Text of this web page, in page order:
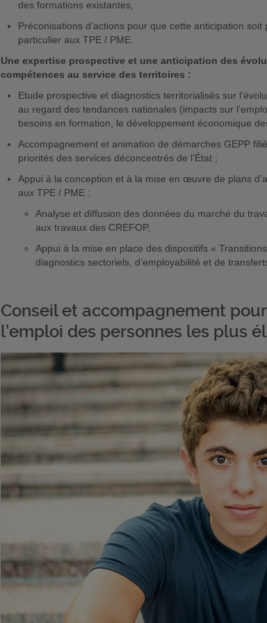
des formations existantes,
Préconisations d’actions pour que cette anticipation
particulier aux TPE / PME.
Une expertise prospective et une anticipation des
compétences au service des territoires :
Etude prospective et diagnostics territorialisés sur
au regard des tendances nationales (impacts sur
besoins en formation, le développement économique
Accompagnement et animation de démarches GEPP
priorités des services déconcentrés de l’État ;
Appui à la conception et à la mise en œuvre de plans
aux TPE / PME :
Analyse et diffusion des données du marché du
aux travaux des CREFOP,
Appui à la mise en place des dispositifs «
diagnostics sectoriels, d’employabilité et de
Conseil et accompagnement
l’emploi des personnes les plus